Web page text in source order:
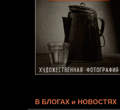
В БЛОГАХ и НОВОСТЯХ